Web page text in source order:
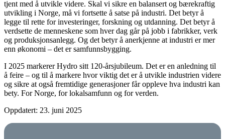
tjent med å utvikle videre. Skal vi sikre en balansert og bærekraftig
utvikling i Norge, må vi fortsette å satse på industri. Det betyr å
legge til rette for investeringer, forskning og utdanning. Det betyr å
verdsette de menneskene som hver dag går på jobb i fabrikker, verk
og produksjonsanlegg. Og det betyr å anerkjenne at industri er mer
enn økonomi – det er samfunnsbygging.
I 2025 markerer Hydro sitt 120-årsjubileum. Det er en anledning til
å feire – og til å markere hvor viktig det er å utvikle industrien videre
og sikre at også fremtidige generasjoner får oppleve hva industri kan
bety. For Norge, for lokalsamfunn og for verden.
Oppdatert: 23. juni 2025